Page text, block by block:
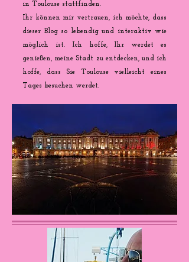
in Toulouse stattfinden.
Ihr können mir vertrauen, ich möchte, dass
dieser Blog so lebendig und interaktiv wie
möglich ist. Ich hoffe, Ihr werdet es
genießen, meine Stadt zu entdecken, und ich
hoffe, dass Sie Toulouse vielleicht eines
Tages besuchen werdet.